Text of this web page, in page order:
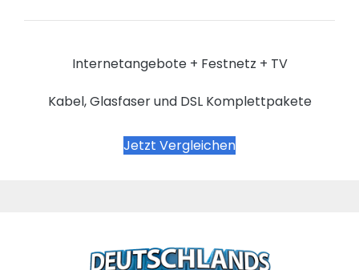
Internetangebote + Festnetz + TV
Kabel, Glasfaser und DSL Komplettpakete
Jetzt Vergleichen